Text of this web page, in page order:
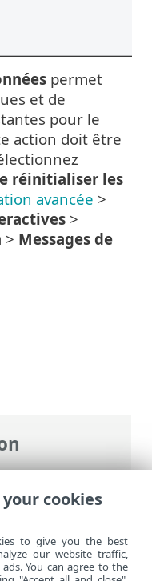
Safe Server>
> Outils>
permet
et de
pour le
action doit être
réinitialiser les
avancée >
>
> Messages de
cookies
to give you the best
our website traffic,
You can agree to the